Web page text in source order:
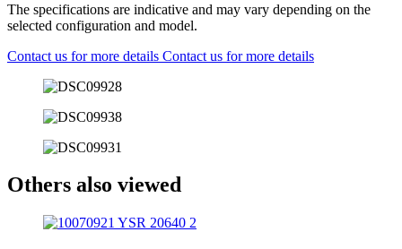
The specifications are indicative and may vary depending on the
selected configuration and model.
Contact us for more details Contact us for more details
Others also viewed